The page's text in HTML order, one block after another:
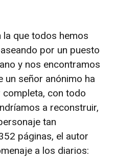
la que todos hemos
por un puesto
y nos encontramos
un señor anónimo ha
con todo
a reconstruir,
tan
páginas, el autor
a los diarios: